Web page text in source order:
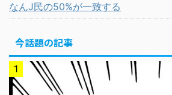
なんJ民の50%が一致する
今話題の記事